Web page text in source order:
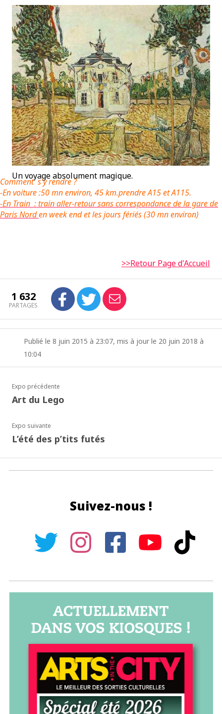
Un voyage absolument magique.
Comment s'y rendre ?
-En voiture :50 mn environ, 45 km.prendre A15 et A115.
-En Train : train aller-retour sans correspondance de la gare de
Paris Norden week end et les jours fériés (30 mn environ)
>>Retour Page d'Accueil
1 632
PARTAGES
Publié le 8 juin 2015 à 23:07, mis à jour le 20 juin 2018 à
10:04
Expo précédente
Art du Lego
Expo suivante
L’été des p’tits futés
Suivez-nous !